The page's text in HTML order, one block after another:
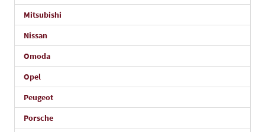
Mitsubishi
Nissan
Omoda
Opel
Peugeot
Porsche